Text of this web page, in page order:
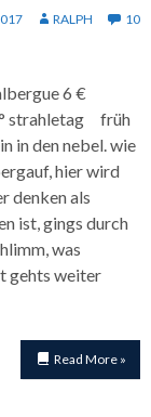
RALPH
10
6 €
strahletag früh
in den nebel. wie
hier wird
denken als
ist, gings durch
was
gehts weiter
Read More »